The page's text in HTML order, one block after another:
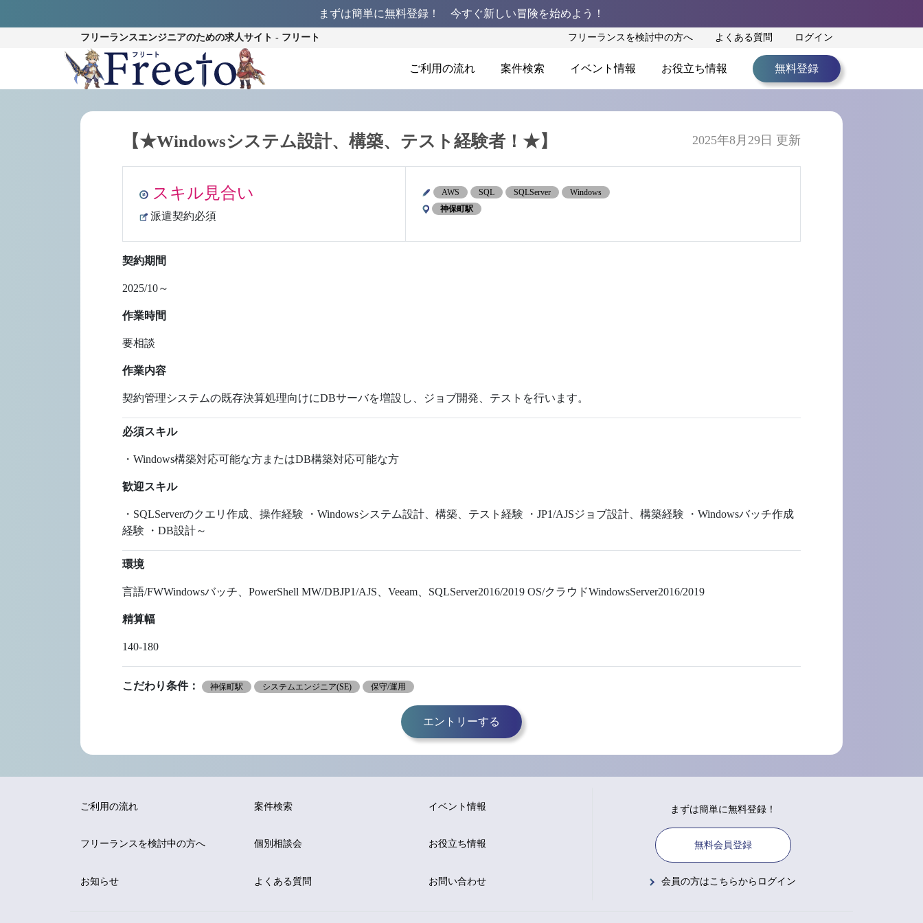
まずは簡単に無料登録！ 今すぐ新しい冒険を始めよう！
フリーランスエンジニアのための求人サイト - フリート フリーランスを検討中の方へ よくある質問 ログイン
ご利用の流れ 案件検索 イベント情報 お役立ち情報 無料登録
【★Windowsシステム設計、構築、テスト経験者！★】 2025年8月29日 更新
スキル見合い
派遣契約必須
AWS SQL SQLServer
Windows
神保町駅
契約期間
2025/10～
作業時間
要相談
作業内容
契約管理システムの既存決算処理向けにDBサーバを増設し、ジョブ開発、テストを行います。
必須スキル
・Windows構築対応可能な方またはDB構築対応可能な方
歓迎スキル
・SQLServerのクエリ作成、操作経験 ・Windowsシステム設計、構築、テスト経験 ・JP1/AJSジョブ設計、構築経験 ・Windowsバッチ作成
経験 ・DB設計～
環境
言語/FWWindowsバッチ、PowerShell MW/DBJP1/AJS、Veeam、SQLServer2016/2019 OS/クラウドWindowsServer2016/2019
精算幅
140-180
こだわり条件： 神保町駅 システムエンジニア(SE) 保守/運用
エントリーする
ご利用の流れ 案件検索 イベント情報
フリーランスを検討中の方へ 個別相談会 お役立ち情報
お知らせ よくある質問 お問い合わせ
まずは簡単に無料登録！
無料会員登録
会員の方はこちらからログイン